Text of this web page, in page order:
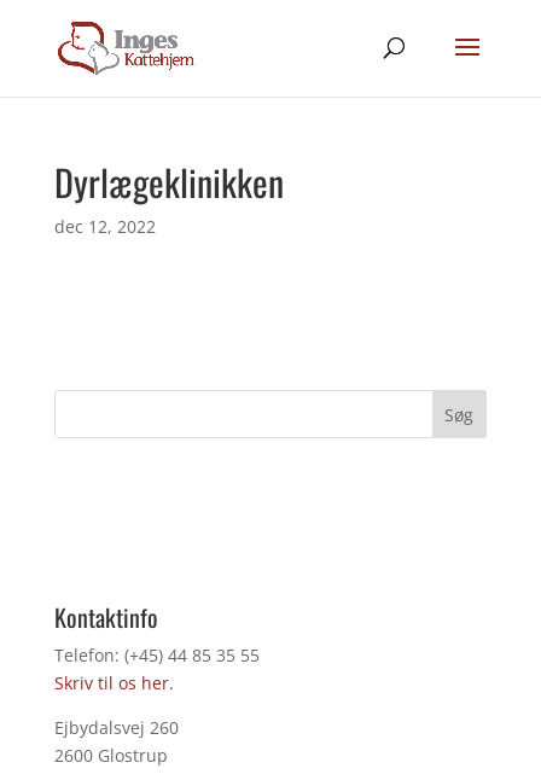
Dyrlægeklinikken
dec 12, 2022
Kontaktinfo
Telefon: (+45) 44 85 35 55
Skriv til os her.
Ejbydalsvej 260
2600 Glostrup